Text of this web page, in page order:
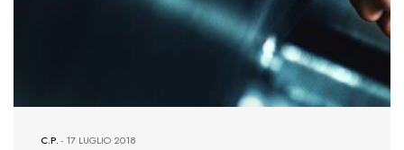
C.P. -17 LUGLIO 2018